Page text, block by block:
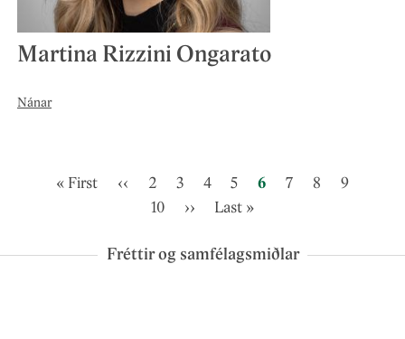
Martina Rizzini Ongarato
Nánar
Pagination
First
« First
Fyrri
‹‹ Page
2 Page
3 Page
4 Page
5
Núverandi
6 Page
7 Page
8 Page
9
Page
10
Næsta
››
Síðasta
Last »
Fréttir og samfélagsmiðlar